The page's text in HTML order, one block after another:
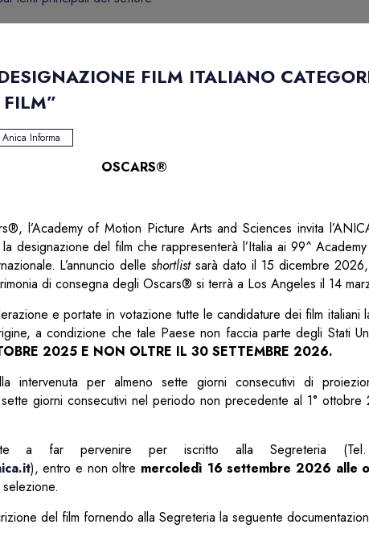
FILM ITALIANO
Anica Informa
OSCARS®
l’Academy of Motion Picture Arts and Sciences invita
designazione del film che rappresenterà l’Italia ai 99^
L’annuncio delleshortlistsarà dato il 15 dicembre
di consegna degli Oscars® si terrà a Los Angeles il 14
e portate in votazione tutte le candidature dei film italiani
a condizione che tale Paese non faccia parte degli Stati
2025 E NON OLTRE IL 30 SETTEMBRE 2026.
intervenuta per almeno sette giorni consecutivi di
giorni consecutivi nel periodo non precedente al 1°
a far pervenire per iscritto alla Segreteria
), entro e non oltre mercoledì 16 settembre 2026 alle
del film fornendo alla Segreteria la seguente